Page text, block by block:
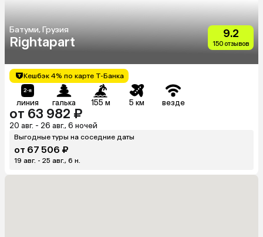
Батуми, Грузия
Rightapart
9.2
150 отзывов
Кешбэк 4% по карте Т-Банка
линия галька 155 м 5 км везде
от 63 982 ₽
20 авг. - 26 авг., 6 ночей
Выгодные туры на соседние даты
от 67 506 ₽
19 авг. - 25 авг., 6 н.